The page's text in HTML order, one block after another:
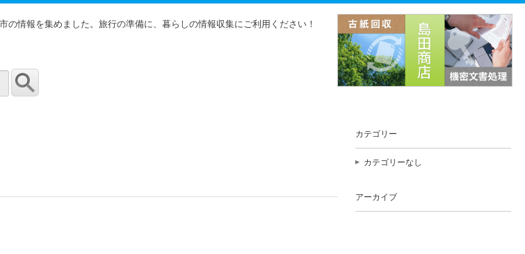
情報を集めました。旅行の準備に、暮らしの情報収集にご利用ください！
カテゴリー
カテゴリーなし
アーカイブ